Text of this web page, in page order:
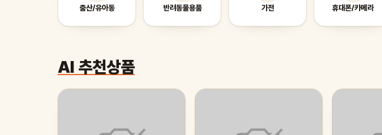
출산/유아동 반려동물용품 가전 휴대폰/카메라
AI 추천상품